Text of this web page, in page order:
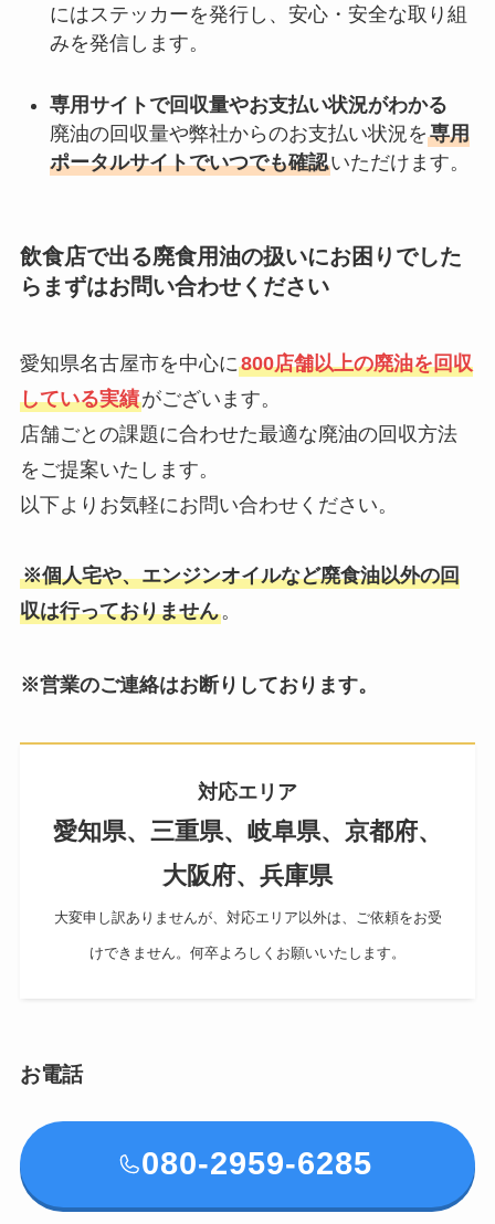
にはステッカーを発行し、安心・安全な取り組
みを発信します。
専用サイトで回収量やお支払い状況がわかる
廃油の回収量や弊社からのお支払い状況を専用
ポータルサイトでいつでも確認いただけます。
飲食店で出る廃食用油の扱いにお困りでした
らまずはお問い合わせください
愛知県名古屋市を中心に800店舗以上の廃油を回収
している実績がございます。
店舗ごとの課題に合わせた最適な廃油の回収方法
をご提案いたします。
以下よりお気軽にお問い合わせください。
※個人宅や、エンジンオイルなど廃食油以外の回
収は行っておりません。
※営業のご連絡はお断りしております。
対応エリア
愛知県、三重県、岐阜県、京都府、
大阪府、兵庫県
大変申し訳ありませんが、対応エリア以外は、ご依頼をお受
けできません。何卒よろしくお願いいたします。
お電話
080-2959-6285